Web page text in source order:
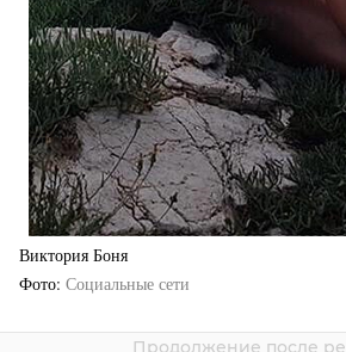
Виктория Боня
Фото Социальные сети